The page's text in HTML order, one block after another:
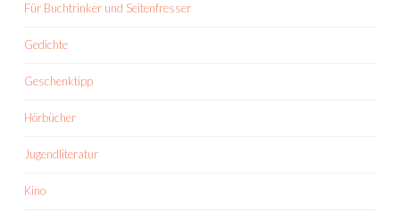
Für Buchtrinker und Seitenfresser
Gedichte
Geschenktipp
Hörbücher
Jugendliteratur
Kino